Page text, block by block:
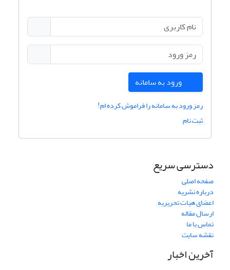
ورود به سامانه
رمز ورود به سامانه را فراموش کرده ام!
ثبت نام
دسترسی سریع
صفحه اصلی
درباره نشریه
اعضای هیات تحریریه
ارسال مقاله
تماس با ما
نقشه سایت
آخرین اخبار